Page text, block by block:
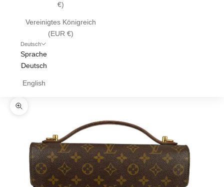
€)
Vereinigtes Königreich
(EUR €)
Deutsch
Sprache
Deutsch
English
Bild vergrößern